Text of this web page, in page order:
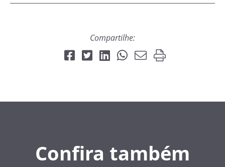
Compartilhe:
Confira também